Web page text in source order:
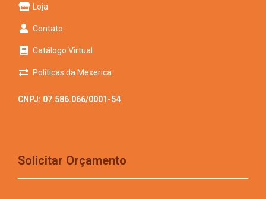
Loja
Contato
Catálogo Virtual
Politicas da Mexerica
CNPJ: 07.586.066/0001-54
Solicitar Orçamento